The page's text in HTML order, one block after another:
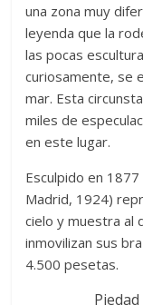
una zona muy
leyenda que la
las pocas
curiosamente, se
mar. Esta
miles de
en este lugar.
Esculpido en
Madrid, 1924)
cielo y muestra al
inmovilizan sus
4.500 pesetas.